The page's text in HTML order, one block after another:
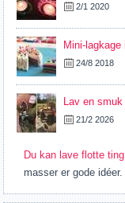
Du kan lave flotte
masser er gode idéer.
2/1 2020
Mini-
24/8 2018
Lav en
21/2 2026